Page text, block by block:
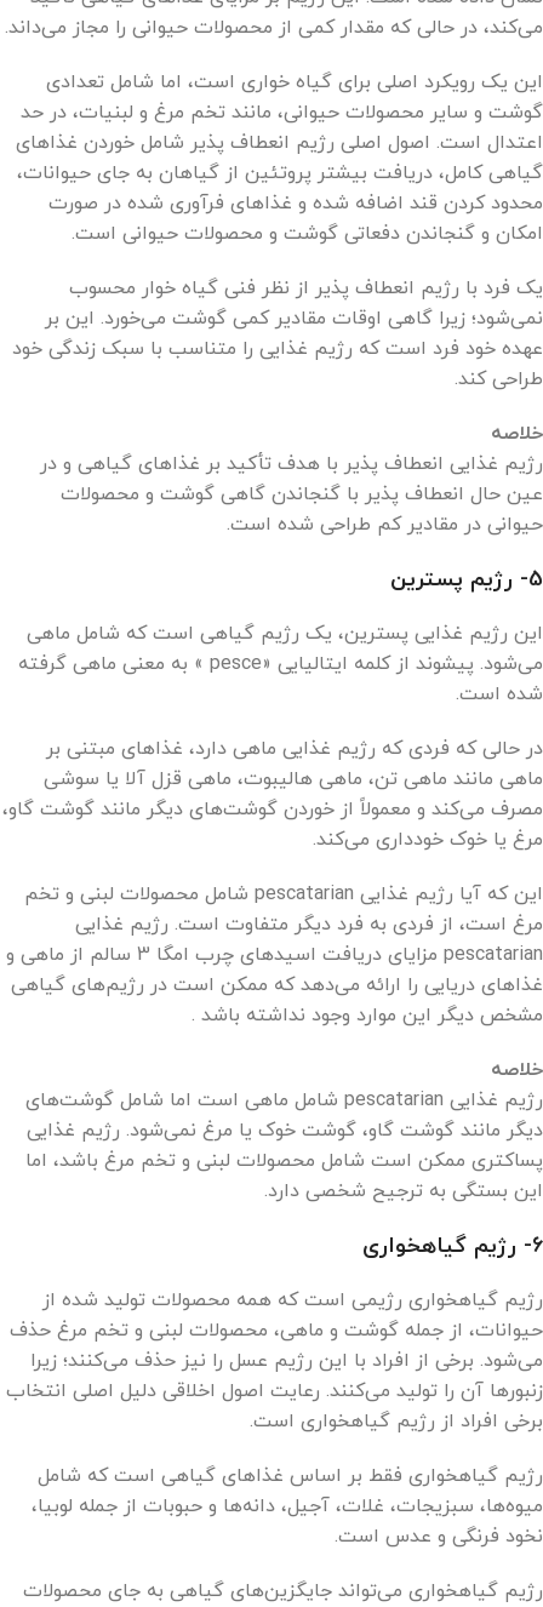
می‌کند، در حالی که مقدار کمی از محصولات حیوانی را مجاز می‌داند.
این یک رویکرد اصلی برای گیاه خواری است، اما شامل تعدادی
گوشت و سایر محصولات حیوانی، مانند تخم مرغ و لبنیات، در حد
اعتدال است. اصول اصلی رژیم انعطاف پذیر شامل خوردن غذاهای
گیاهی کامل، دریافت بیشتر پروتئین از گیاهان به جای حیوانات،
محدود کردن قند اضافه شده و غذاهای فرآوری شده در صورت
امکان و گنجاندن دفعاتی گوشت و محصولات حیوانی است.
یک فرد با رژیم انعطاف پذیر از نظر فنی گیاه خوار محسوب
نمی‌شود؛ زیرا گاهی اوقات مقادیر کمی گوشت می‌خورد. این بر
عهده خود فرد است که رژیم غذایی را متناسب با سبک زندگی خود
طراحی کند.
خلاصه
رژیم غذایی انعطاف پذیر با هدف تأکید بر غذاهای گیاهی و در
عین حال انعطاف پذیر با گنجاندن گاهی گوشت و محصولات
حیوانی در مقادیر کم طراحی شده است.
5- رژیم پسترین
این رژیم غذایی پسترین، یک رژیم گیاهی است که شامل ماهی
می‌شود. پیشوند از کلمه ایتالیایی «pesce » به معنی ماهی گرفته
شده است.
در حالی که فردی که رژیم غذایی ماهی دارد، غذاهای مبتنی بر
ماهی مانند ماهی تن، ماهی هالیبوت، ماهی قزل آلا یا سوشی
مصرف می‌کند و معمولاً از خوردن گوشت‌های دیگر مانند گوشت گاو،
مرغ یا خوک خودداری می‌کند.
این که آیا رژیم غذایی pescatarian شامل محصولات لبنی و تخم
مرغ است، از فردی به فرد دیگر متفاوت است. رژیم غذایی
pescatarian مزایای دریافت اسیدهای چرب امگا 3 سالم از ماهی و
غذاهای دریایی را ارائه می‌دهد که ممکن است در رژیم‌های گیاهی
مشخص دیگر این موارد وجود نداشته باشد .
خلاصه
رژیم غذایی pescatarian شامل ماهی است اما شامل گوشت‌های
دیگر مانند گوشت گاو‌، گوشت خوک یا مرغ نمی‌شود. رژیم غذایی
پساکتری ممکن است شامل محصولات لبنی و تخم مرغ باشد، اما
این بستگی به ترجیح شخصی دارد.
6- رژیم گیاهخواری
رژیم گیاهخواری رژیمی است که همه محصولات تولید شده از
حیوانات، از جمله گوشت و ماهی، محصولات لبنی و تخم مرغ حذف
می‌شود. برخی از افراد با این رژیم عسل را نیز حذف می‌کنند؛ زیرا
زنبورها آن را تولید می‌کنند. رعایت اصول اخلاقی دلیل اصلی انتخاب
برخی افراد از رژیم گیاهخواری است.
رژیم گیاهخواری فقط بر اساس غذاهای گیاهی است که شامل
میوه‌ها، سبزیجات، غلات، آجیل، دانه‌ها و حبوبات از جمله لوبیا،
نخود فرنگی و عدس است.
رژیم گیاهخواری می‌تواند جایگزین‌های گیاهی به جای محصولات